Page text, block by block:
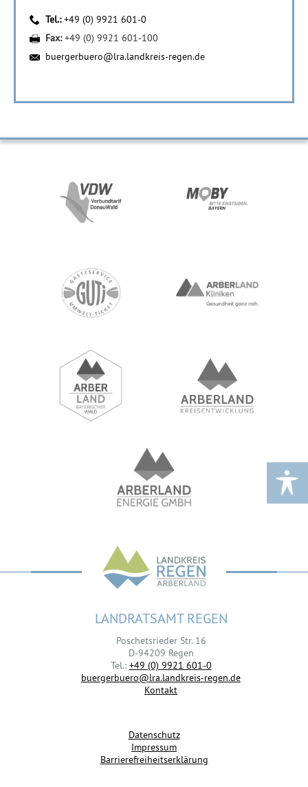
Tel.:+49 (0) 9921 601-0
Fax:+49 (0) 9921 601-100
buergerbuero@lra.landkreis-regen.de
LANDRATSAMT REGEN
Poschetsrieder Str. 16
D-94209 Regen
Tel.: +49 (0) 9921 601-0
buergerbuero@lra.landkreis-regen.de
Kontakt
Datenschutz
Impressum
Barrierefreiheitserklärung